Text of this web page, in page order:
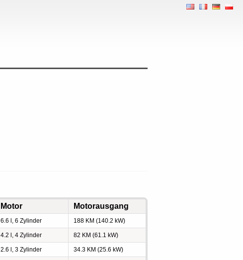
Motor Motorausgang
6.6 l, 6 Zylinder 188 KM (140.2 kW)
4.2 l, 4 Zylinder 82 KM (61.1 kW)
2.6 l, 3 Zylinder 34.3 KM (25.6 kW)